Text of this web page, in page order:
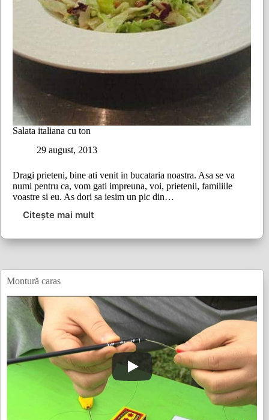
Salata italiana cu ton
29 august, 2013
Dragi prieteni, bine ati venit in bucataria noastra. Asa se va
numi pentru ca, vom gati impreuna, voi, prietenii, familiile
voastre si eu. As dori sa iesim un pic din…
Citește mai mult
Salata
cu
Montură caras